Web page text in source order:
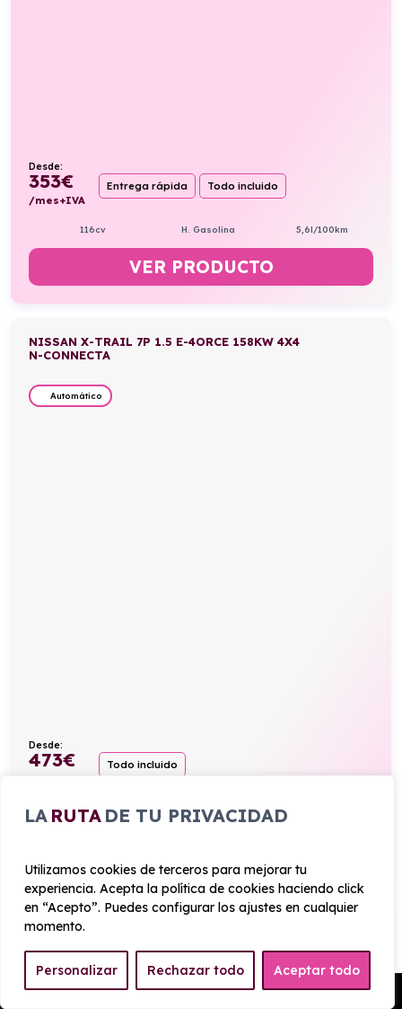
LA RUTA DE TU PRIVACIDAD
Utilizamos cookies de terceros para mejorar tu
experiencia. Acepta la política de cookies haciendo click
en “Acepto”. Puedes configurar los ajustes en cualquier
momento.
Personalizar Rechazar todo Aceptar todo
Desde:
353€
/mes+IVA
Entrega rápida Todo incluido
116cv H. Gasolina 5,6l/100km
VER PRODUCTO
NISSAN X-TRAIL 7P 1.5 E-4ORCE 158KW 4X4
N-CONNECTA
Automático
Desde:
473€ Todo incluido
213cv Híbrido
MINI COOPER 5 PUERTAS C FAVOURED 115KW
Automático
Pedir Presupuesto